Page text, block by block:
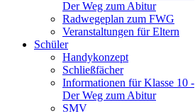
Der Weg zum Abitur
Radwegeplan zum FWG
Veranstaltungen für Eltern
Schüler
Handykonzept
Schließfächer
Informationen für Klasse 10 -
Der Weg zum Abitur
SMV